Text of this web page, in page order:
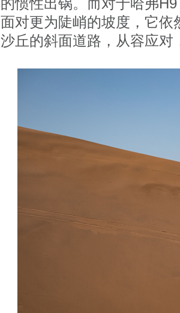
的惯性出锅。而对于哈弗
面对更为陡峭的坡度，它
沙丘的斜面道路，从容应对